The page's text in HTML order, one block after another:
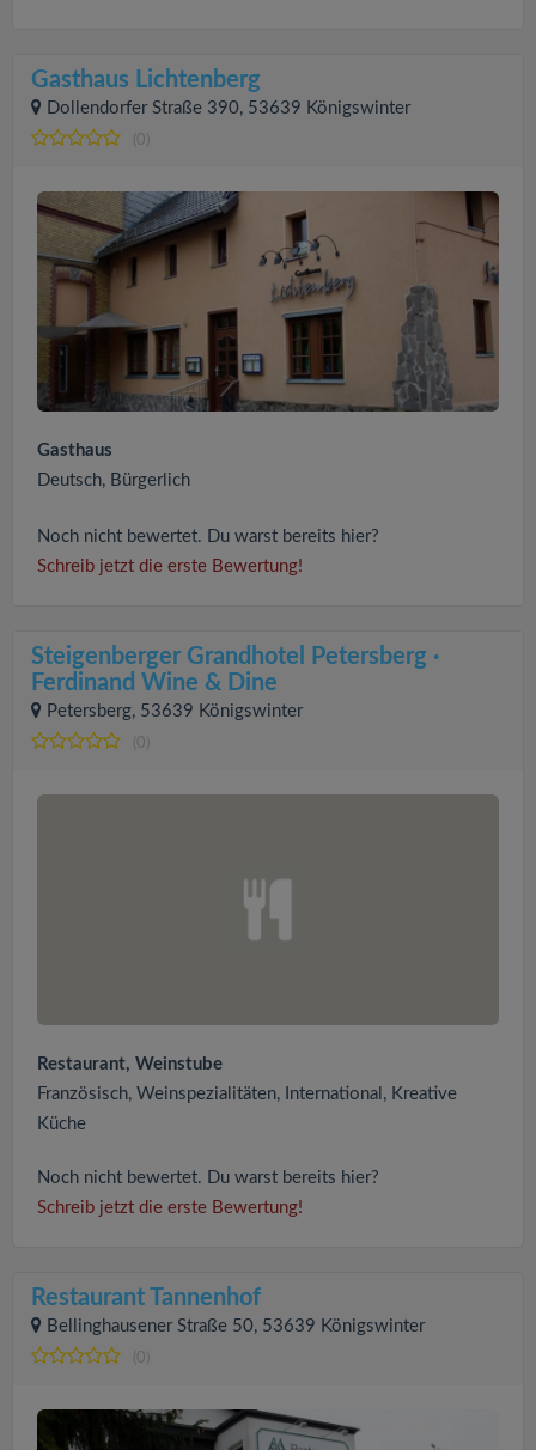
Gasthaus Lichtenberg
Dollendorfer Straße 390, 53639 Königswinter
(0)
Gasthaus
Deutsch, Bürgerlich
Noch nicht bewertet. Du warst bereits hier?
Schreib jetzt die erste Bewertung!
Steigenberger Grandhotel Petersberg ·
Ferdinand Wine & Dine
Petersberg, 53639 Königswinter
(0)
Restaurant, Weinstube
Französisch, Weinspezialitäten, International, Kreative
Küche
Noch nicht bewertet. Du warst bereits hier?
Schreib jetzt die erste Bewertung!
Restaurant Tannenhof
Bellinghausener Straße 50, 53639 Königswinter
(0)